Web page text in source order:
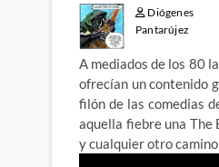
Diógenes
Pantarújez
A mediados de los 80
ofrecían un contenido
filón de las comedias
aquella fiebre una The
y cualquier otro